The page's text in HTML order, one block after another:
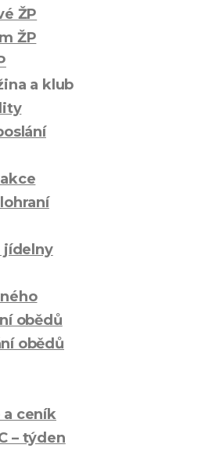
ŽP
ŽP
a klub
jídelny
obědů
obědů
a ceník
– týden